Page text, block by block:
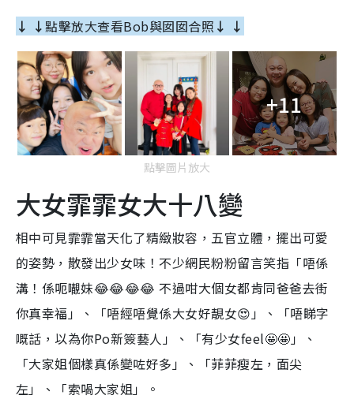
↓ ↓點擊放大查看Bob與囡囡合照 ↓ ↓
+11
點擊圖片放大
大女霏霏女大十八變
相中可見霏霏當天化了精緻妝容，五官立體，擺出可愛
的姿勢，散發出少女味！不少網民粉粉留言笑指「唔係
溝！係呃𡃁妹😂😂😂😂 不過咁大個女都肯同爸爸去街
你真幸福」、「唔經唔覺係大女好靚女😍」、「唔睇字
嘅話，以為你Po新簽藝人」、「有少女feel🤩🤩」、
「大家姐個樣真係變咗好多」、「菲菲瘦左，面尖
左」、「索喎大家姐」。